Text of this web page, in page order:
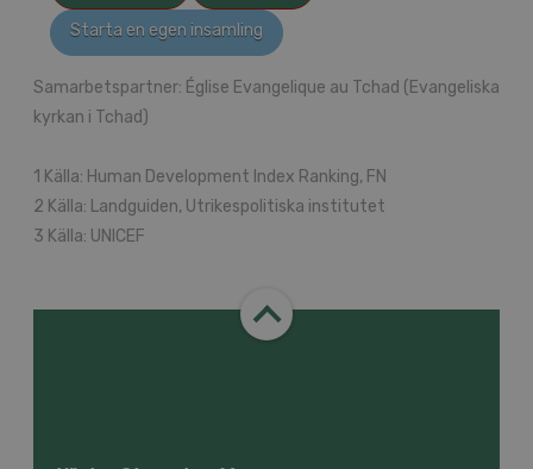
Starta en egen insamling
Samarbetspartner: Église Evangelique au Tchad (Evangeliska
kyrkan i Tchad)
1 Källa: Human Development Index Ranking, FN
2 Källa: Landguiden, Utrikespolitiska institutet
3 Källa: UNICEF